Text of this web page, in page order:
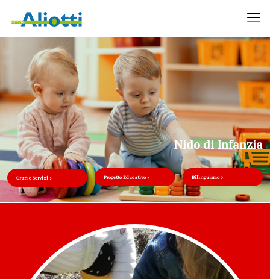
Nido di Infanzia
Orari e Servizi Progetto Educativo Bilinguismo
Nido d'infanzia ad Arezzo |